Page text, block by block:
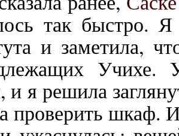
так быстро.
и заметила,
Учихе.
и я решила
проверить шкаф. И